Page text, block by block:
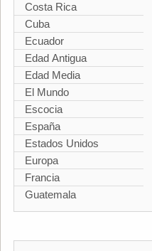
Costa Rica
Cuba
Ecuador
Edad Antigua
Edad Media
El Mundo
Escocia
España
Estados Unidos
Europa
Francia
Guatemala